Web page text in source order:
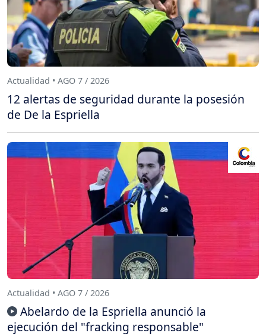
Actualidad • AGO 7 / 2026
12 alertas de seguridad durante la posesión
de De la Espriella
Actualidad • AGO 7 / 2026
Abelardo de la Espriella anunció la
ejecución del "fracking responsable"